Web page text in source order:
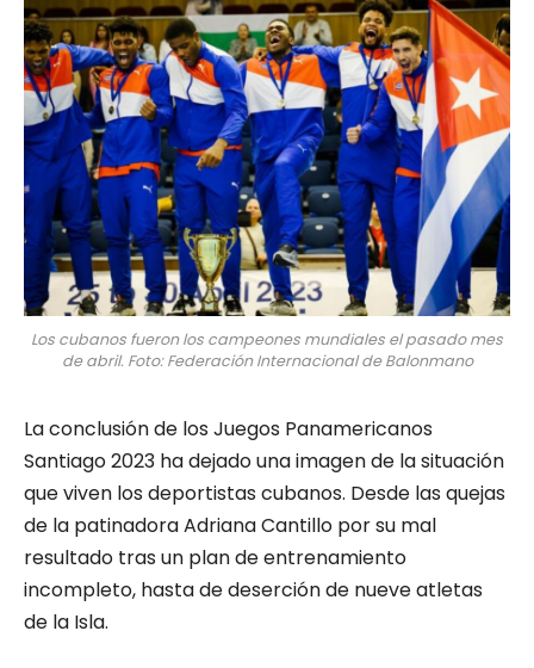
Los cubanos fueron los campeones mundiales el pasado mes
de abril. Foto: Federación Internacional de Balonmano
La conclusión de los Juegos Panamericanos
Santiago 2023 ha dejado una imagen de la situación
que viven los deportistas cubanos. Desde las quejas
de la patinadora Adriana Cantillo por su mal
resultado tras un plan de entrenamiento
incompleto, hasta de deserción de nueve atletas
de la Isla.